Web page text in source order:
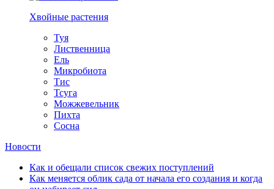
Хвойные растения
Туя
Лиственница
Ель
Микробиота
Тис
Тсуга
Можжевельник
Пихта
Сосна
Новости
Как и обещали список свежих поступлений
Как меняется облик сада от начала его создания и когда